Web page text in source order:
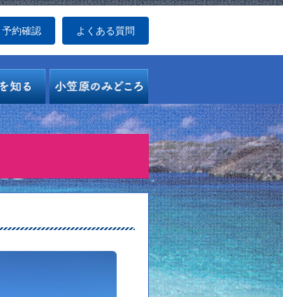
予約確認 よくある質問